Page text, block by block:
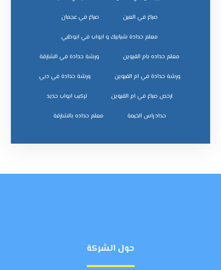
صباغ في العين صباغ في عجمان
معلم حدادة شبابيك و ابواب في ابوظبي
معلم حداده بام القيوين ورشة حدادة في الشارقة
ورشة حدادة في ام القيوين ورشة حدادة في دبي
ﺗﺮﻛﻴﺐ اﺑﻮاب ﺣﺪﻳﺪ
ﺣﺪاد راس اﻟﺨﻴﻤﺔ ﻣﻌﻠﻢ ﺣﺪاده ﺑﺎﻟﺸﺎرﻗﺔ
حول الشركة